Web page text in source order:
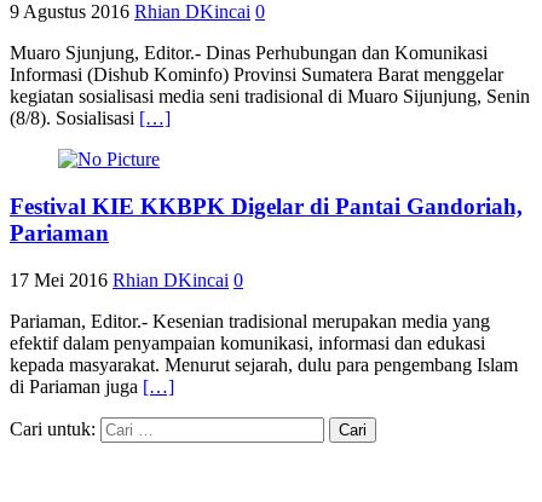
9 Agustus 2016 Rhian DKincai 0
Muaro Sjunjung, Editor.- Dinas Perhubungan dan Komunikasi
Informasi (Dishub Kominfo) Provinsi Sumatera Barat menggelar
kegiatan sosialisasi media seni tradisional di Muaro Sijunjung, Senin
(8/8). Sosialisasi […]
Festival KIE KKBPK Digelar di Pantai Gandoriah,
Pariaman
17 Mei 2016 Rhian DKincai 0
Pariaman, Editor.- Kesenian tradisional merupakan media yang
efektif dalam penyampaian komunikasi, informasi dan edukasi
kepada masyarakat. Menurut sejarah, dulu para pengembang Islam
di Pariaman juga […]
Cari untuk: